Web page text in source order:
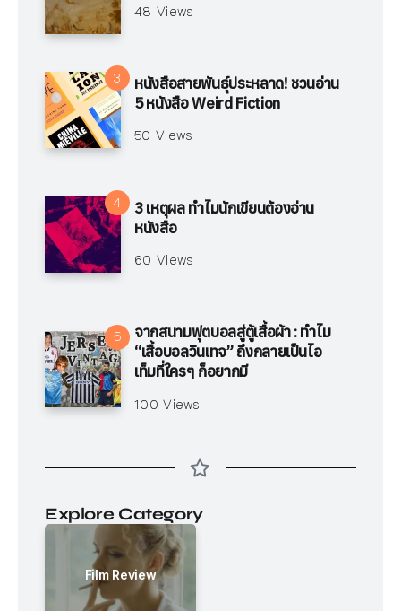
48 Views
หนังสือสายพันธุ์ประหลาด! ชวนอ่าน
5 หนังสือ Weird Fiction
50 Views
3 เหตุผล ทำไมนักเขียนต้องอ่าน
หนังสือ
60 Views
จากสนามฟุตบอลสู่ตู้เสื้อผ้า : ทำไม
“เสื้อบอลวินเทจ” ถึงกลายเป็นไอ
เท็มที่ใครๆ ก็อยากมี
100 Views
Explore Category
Film Review